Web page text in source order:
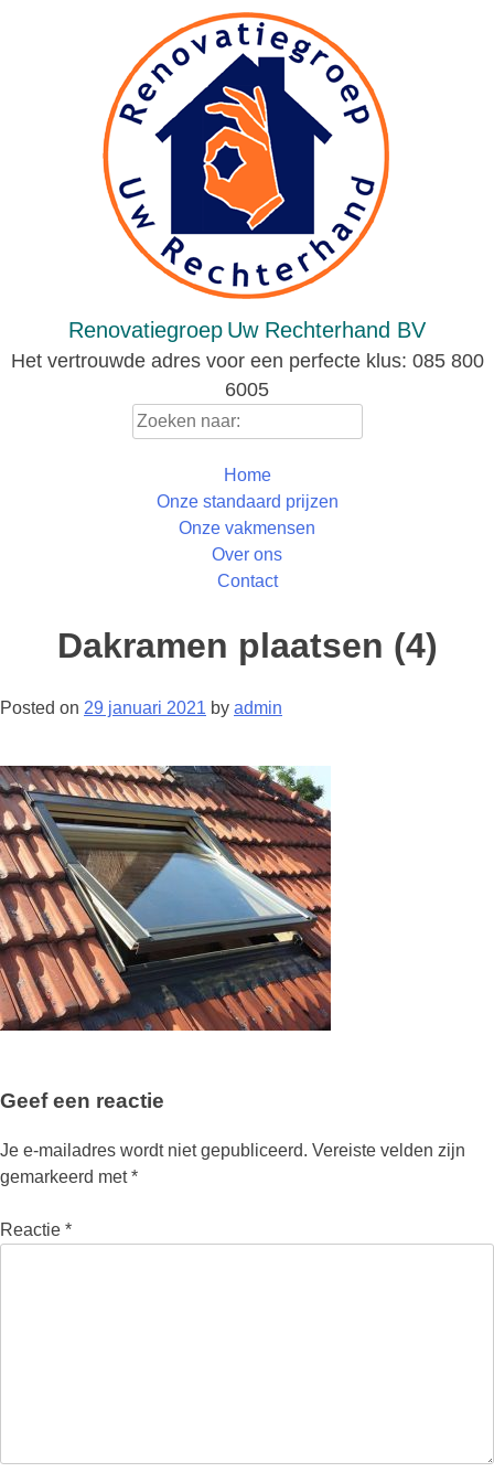
Renovatiegroep Uw Rechterhand BV
Het vertrouwde adres voor een perfecte klus: 085 800
6005
Home
Onze standaard prijzen
Onze vakmensen
Over ons
Contact
Dakramen plaatsen (4)
Posted on 29 januari 2021 by admin
Geef een reactie
Je e-mailadres wordt niet gepubliceerd. Vereiste velden zijn
gemarkeerd met*
Reactie *